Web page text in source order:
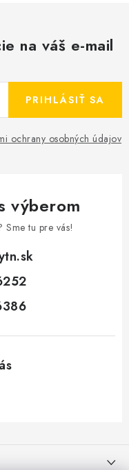
na váš e-mail
ochrany osobných údajov
PRIHLÁSIŤ SA
výberom
tu pre vás!